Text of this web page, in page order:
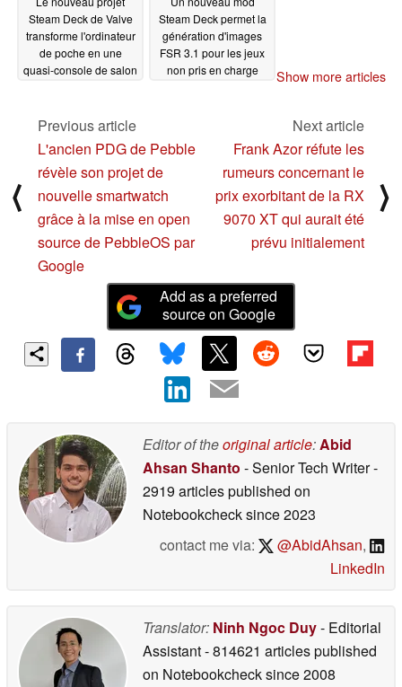
Steam Deck de Valve
transforme l'ordinateur
de poche en une
quasi-console de salon
Steam Deck permet la
génération d'images
FSR 3.1 pour les jeux
non pris en charge
Show more articles
⟨
Previous article
L'ancien PDG de Pebble
révèle son projet de
nouvelle smartwatch
grâce à la mise en open
source de PebbleOS par
Google
Next article
Frank Azor réfute les
rumeurs concernant le
prix exorbitant de la RX
9070 XT qui aurait été
prévu initialement
⟩
Add as a preferred
source on Google
Editor of theoriginal article:Abid
Ahsan Shanto - Senior Tech Writer-
2919 articles published on
Notebookchecksince 2023
contact me via:
@AbidAhsan,
LinkedIn
Translator: Ninh Ngoc Duy- Editorial
Assistant- 814621 articles published
on Notebookchecksince 2008